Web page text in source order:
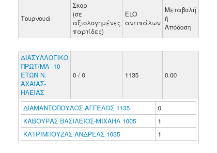
Τουρνουά
Σκορ
(σε
αξιολογημένες
παρτίδες)
ELO
αντιπάλων
Μεταβολή
ή
Απόδοση
ΔΙΑΣΥΛΛΟΓΙΚΟ
ΠΡΩΤ/ΜΑ -10
ΕΤΩΝ Ν.
ΑΧΑΪΑΣ-
ΗΛΕΙΑΣ
0 / 0 1135 0.00
ΔΙΑΜΑΝΤΟΠΟΥΛΟΣ ΑΓΓΕΛΟΣ 1135
0
ΚΑΒΟΥΡΑΣ ΒΑΣΙΛΕΙΟΣ-ΜΙΧΑΗΛ 1005
1
ΚΑΤΡΙΜΠΟΥΖΑΣ ΑΝΔΡΕΑΣ 1035
1